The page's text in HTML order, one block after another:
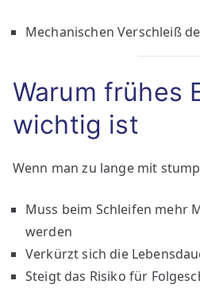
Mechanischen Verschleiß
Warum frühes
wichtig ist
Wenn man zu lange mit
Muss beim Schleifen mehr
werden
Verkürzt sich die
Steigt das Risiko für